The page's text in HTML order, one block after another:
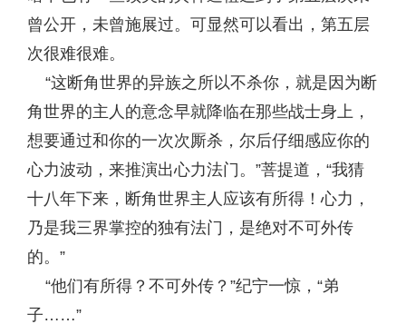
曾公开，未曾施展过。可显然可以看出，第五层
次很难很难。
“这断角世界的异族之所以不杀你，就是因为断
角世界的主人的意念早就降临在那些战士身上，
想要通过和你的一次次厮杀，尔后仔细感应你的
心力波动，来推演出心力法门。”菩提道，“我猜
十八年下来，断角世界主人应该有所得！心力，
乃是我三界掌控的独有法门，是绝对不可外传
的。”
“他们有所得？不可外传？”纪宁一惊，“弟
子……”